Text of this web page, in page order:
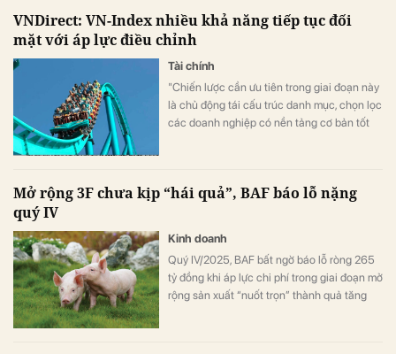
VNDirect: VN-Index nhiều khả năng tiếp tục đối
mặt với áp lực điều chỉnh
Tài chính
"Chiến lược cần ưu tiên trong giai đoạn này
là chủ động tái cấu trúc danh mục, chọn lọc
các doanh nghiệp có nền tảng cơ bản tốt
Mở rộng 3F chưa kịp “hái quả”, BAF báo lỗ nặng
quý IV
Kinh doanh
Quý IV/2025, BAF bất ngờ báo lỗ ròng 265
tỷ đồng khi áp lực chi phí trong giai đoạn mở
rộng sản xuất “nuốt trọn” thành quả tăng